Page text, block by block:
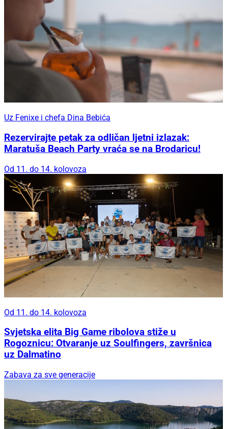
Uz Fenixe i chefa Dina Bebića
Rezervirajte petak za odličan ljetni izlazak:
Maratuša Beach Party vraća se na Brodaricu!
Od 11. do 14. kolovoza
Od 11. do 14. kolovoza
Svjetska elita Big Game ribolova stiže u
Rogoznicu: Otvaranje uz Soulfingers, završnica
uz Dalmatino
Zabava za sve generacije